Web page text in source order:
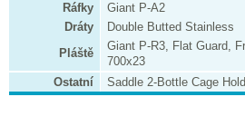
Ráfky
Giant P-A2
Dráty
Double Butted Stainless
Pláště
Giant P-R3, Flat Guard,
700x23
Ostatní
Saddle 2-Bottle Cage